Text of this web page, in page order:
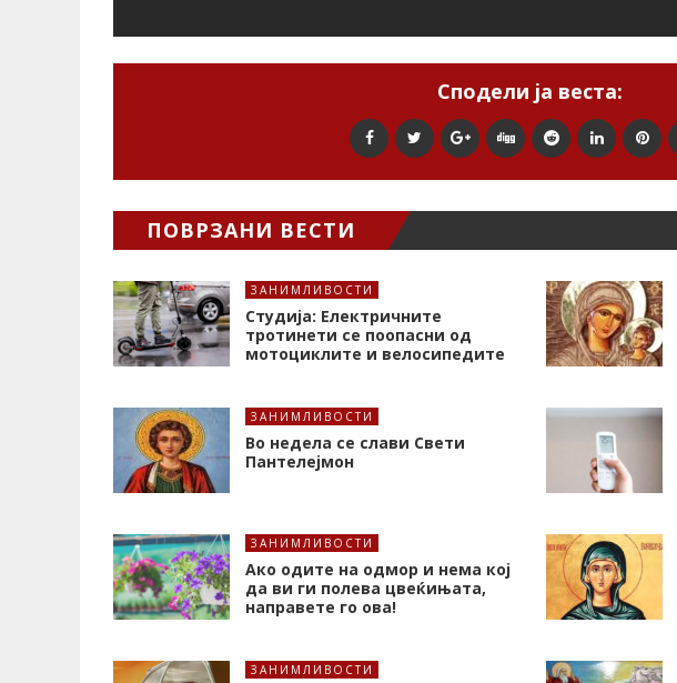
Сподели ја веста:
ПОВРЗАНИ ВЕСТИ
ЗАНИМЛИВОСТИ
Студија: Електричните
тротинети се поопасни од
мотоциклите и велосипедите
ЗАНИМЛИВОСТИ
Во недела се слави Свети
Пантелејмон
ЗАНИМЛИВОСТИ
Ако одите на одмор и нема кој
да ви ги полева цвеќињата,
направете го ова!
ЗАНИМЛИВОСТИ